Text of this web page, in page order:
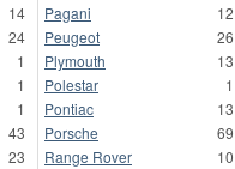
14
24
1
1
1
43
23
Pagani
12
Peugeot
26
Plymouth
13
Polestar
1
Pontiac
13
Porsche
69
Range Rover
10